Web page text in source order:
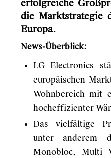
erfolgreiche
die Marktstrategie
Europa.
News-Überblick:
LG Electronics
europäischen
Wohnbereich mit
hocheffizienter
Das vielfältige
unter anderem
Monobloc,